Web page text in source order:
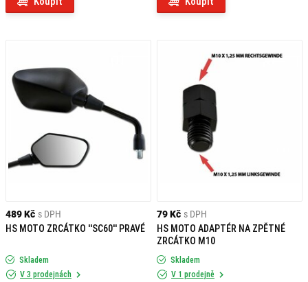
489 Kč s DPH
HS MOTO ZRCÁTKO ''SC60'' PRAVÉ
Skladem
V 3 prodejnách
79 Kč s DPH
HS MOTO ADAPTÉR NA ZPĚTNÉ
ZRCÁTKO M10
Skladem
V 1 prodejně